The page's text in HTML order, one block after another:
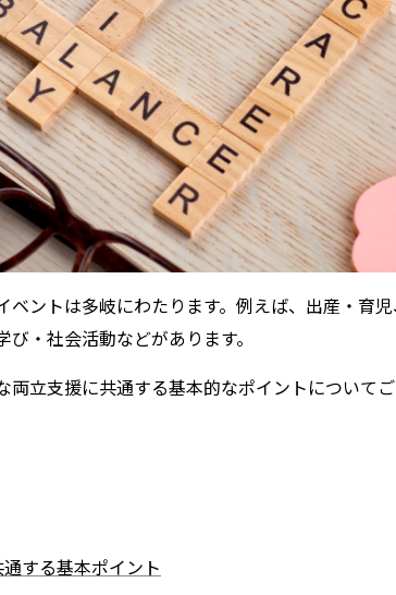
ントは多岐にわたります。例えば、出産・育
・社会活動などがあります。
立支援に共通する基本的なポイントについてご
する基本ポイント